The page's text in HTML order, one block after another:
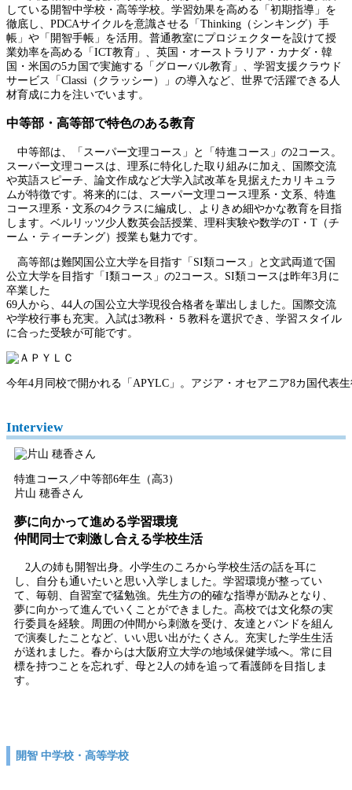
している開智中学校・高等学校。学習効果を高める「初期指導」を
徹底し、PDCAサイクルを意識させる「Thinking（シンキング）手
帳」や「開智手帳」を活用。普通教室にプロジェクターを設けて授
業効率を高める「ICT教育」、英国・オーストラリア・カナダ・韓
国・米国の5カ国で実施する「グローバル教育」、学習支援クラウド
サービス「Classi（クラッシー）」の導入など、世界で活躍できる人
材育成に力を注いでいます。
中等部・高等部で特色のある教育
中等部は、「スーパー文理コース」と「特進コース」の2コース。
スーパー文理コースは、理系に特化した取り組みに加え、国際交流
や英語スピーチ、論文作成など大学入試改革を見据えたカリキュラ
ムが特徴です。将来的には、スーパー文理コース理系・文系、特進
コース理系・文系の4クラスに編成し、よりきめ細やかな教育を目指
します。ベルリッツ少人数英会話授業、理科実験や数学のT・T（チ
ーム・ティーチング）授業も魅力です。
高等部は難関国公立大学を目指す「SI類コース」と文武両道で国
公立大学を目指す「I類コース」の2コース。SI類コースは昨年3月に
卒業した
69人から、44人の国公立大学現役合格者を輩出しました。国際交流
や学校行事も充実。入試は3教科・５教科を選択でき、学習スタイル
に合った受験が可能です。
今年4月同校で開かれる「APYLC」。アジア・オセアニア8カ国代表
Interview
特進コース／中等部6年生（高3）
片山 穂香さん
夢に向かって進める学習環境
仲間同士で刺激し合える学校生活
2人の姉も開智出身。小学生のころから学校生活の話を耳に
し、自分も通いたいと思い入学しました。学習環境が整ってい
て、毎朝、自習室で猛勉強。先生方の的確な指導が励みとなり、
夢に向かって進んでいくことができました。高校では文化祭の実
行委員を経験。周囲の仲間から刺激を受け、友達とバンドを組ん
で演奏したことなど、いい思い出がたくさん。充実した学生生活
が送れました。春からは大阪府立大学の地域保健学域へ。常に目
標を持つことを忘れず、母と2人の姉を追って看護師を目指しま
す。
開智 中学校・高等学校